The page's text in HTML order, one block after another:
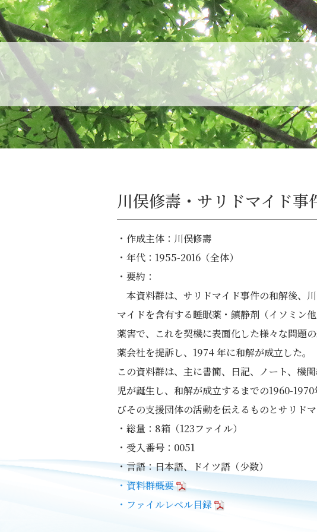
川俣修壽・サリドマイド事
・作成主体：川俣修壽
・年代：1955-2016（全体）
・要約：
本資料群は、サリドマイド事件の和解後、
マイドを含有する睡眠薬・鎮静剤（イソミン
薬害で、これを契機に表面化した様々な問題
薬会社を提訴し、1974 年に和解が成立した。
この資料群は、主に書簡、日記、ノート、機
児が誕生し、和解が成立するまでの1960-
びその支援団体の活動を伝えるものとサリド
・総量：8箱（123ファイル）
・受入番号：0051
・言語：日本語、ドイツ語（少数）
・資料群概要
・ファイルレベル目録